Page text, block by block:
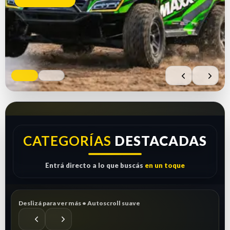
Comprar ahora Ver repuestos
CATEGORÍAS DESTACADAS
Entrá directo a lo que buscás en un toque
Deslizá para ver más • Autoscroll suave